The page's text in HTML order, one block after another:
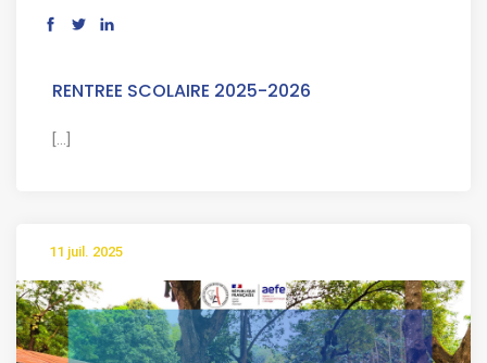
RENTREE SCOLAIRE 2025-2026
[...]
11 juil. 2025